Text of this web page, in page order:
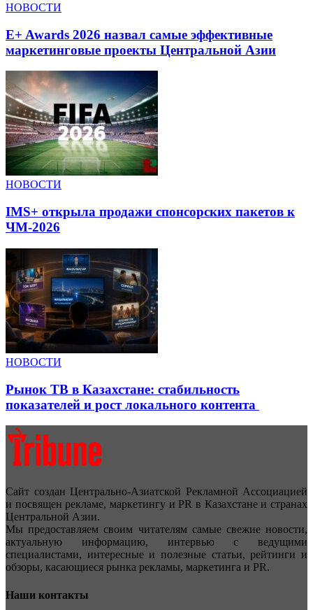
НОВОСТИ
E+ Awards 2026 назвал самые эффективные
маркетинговые проекты Центральной Азии
НОВОСТИ
IMS+ открыла продажи спонсорских пакетов к
ЧМ-2026
НОВОСТИ
Рынок ТВ в Казахстане: стабильность
показателей и рост локального контента
Сайт создан Центрально-Азиатской Рекламной Ассоциацией
и посвящен рекламе, маркетингу и PR в Казахстане и странах
Центральной Азии.
Мы предоставляем своим читателям самые свежие новости,
актуальную информацию, интервью с ведущими
специалистами, интересные и полезные статьи, рейтинги и
обзоры, касающиеся рынка рекламы, маркетинга и PR.
Наши контакты